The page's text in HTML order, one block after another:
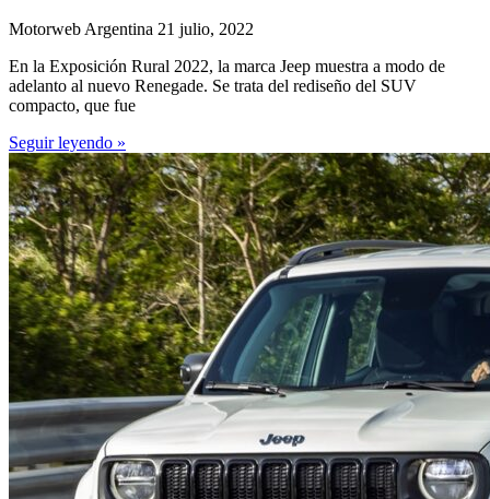
Motorweb Argentina 21 julio, 2022
En la Exposición Rural 2022, la marca Jeep muestra a modo de
adelanto al nuevo Renegade. Se trata del rediseño del SUV
compacto, que fue
Seguir leyendo »